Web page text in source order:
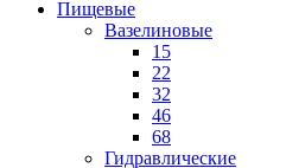
Пищевые
Вазелиновые
15
22
32
46
68
Гидравлические